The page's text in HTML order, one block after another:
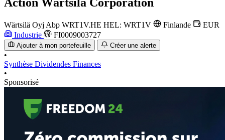
Wärtsilä Oyj Abp WRT1V.HE HEL: WRT1V Finlande
EUR
Industrie
FI0009003727
Ajouter à mon portefeuille Créer une alerte
•
Synthèse Dividendes Finances
•
Sponsorisé